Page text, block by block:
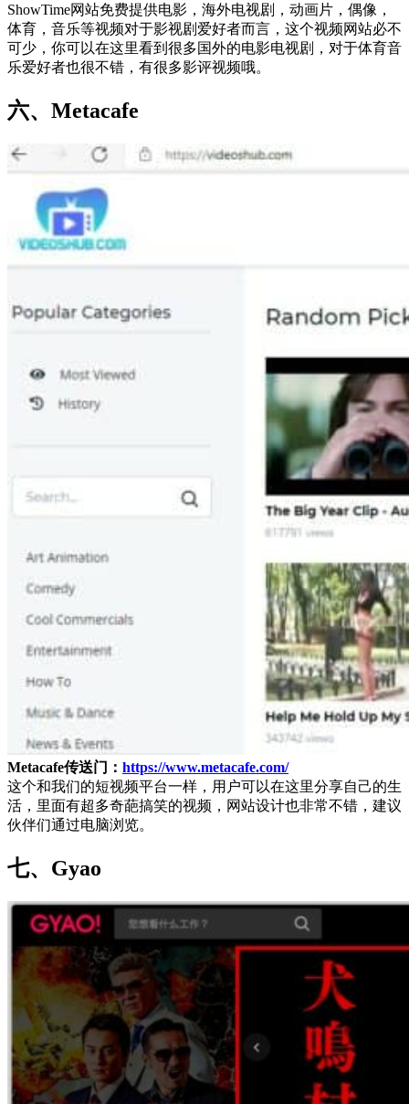
ShowTime网站免费提供电影，海外电视剧，动画片，偶像，
体育，音乐等视频对于影视剧爱好者而言，这个视频网站必不
可少，你可以在这里看到很多国外的电影电视剧，对于体育音
乐爱好者也很不错，有很多影评视频哦。
六、 Metacafe
Metacafe传送门： https://www.metacafe.com/
这个和我们的短视频平台一样，用户可以在这里分享自己的生
活，里面有超多奇葩搞笑的视频，网站设计也非常不错，建议
伙伴们通过电脑浏览。
七、Gyao